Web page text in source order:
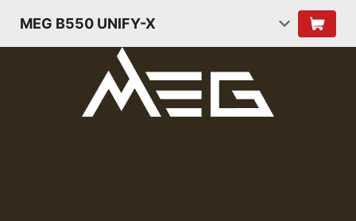
MEG B550 UNIFY-X